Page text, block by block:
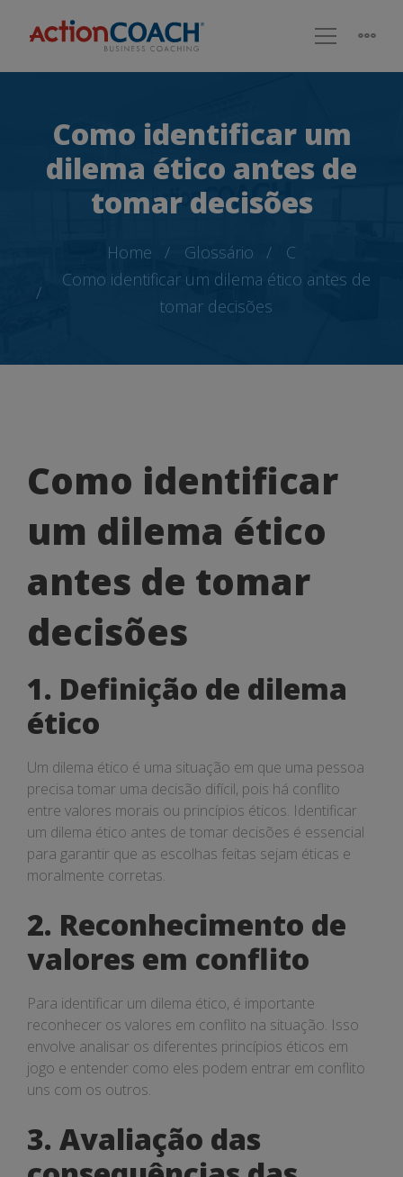
Como identificar um
dilema ético antes de
tomar decisões
Home Glossário
C
Como identificar um dilema ético antes de
tomar decisões
Como
identificar
um
dilema
ético
antes
de
tomar
decisões
Como identificar
um dilema ético
antes de tomar
decisões
1. Definição de dilema
ético
Um dilema ético é uma situação em que uma pessoa
precisa tomar uma decisão difícil, pois há conflito
entre valores morais ou princípios éticos. Identificar
um dilema ético antes de tomar decisões é essencial
para garantir que as escolhas feitas sejam éticas e
moralmente corretas.
2. Reconhecimento de
valores em conflito
Para identificar um dilema ético, é importante
reconhecer os valores em conflito na situação. Isso
envolve analisar os diferentes princípios éticos em
jogo e entender como eles podem entrar em conflito
uns com os outros.
3. Avaliação das